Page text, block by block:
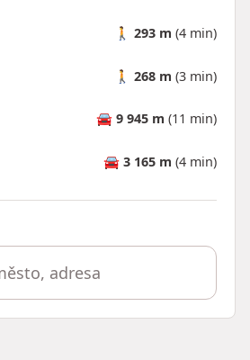
🚶 293 m (4 min)
🚶 268 m (3 min)
🚘 9 945 m (11 min)
🚘 3 165 m (4 min)